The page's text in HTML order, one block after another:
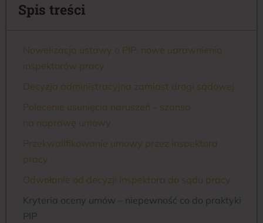
Spis treści
Nowelizacja ustawy o PIP: nowe uprawnienia
inspektorów pracy
Decyzja administracyjna zamiast drogi sądowej
Polecenie usunięcia naruszeń – szansa
na naprawę umowy
Przekwalifikowanie umowy przez inspektora
pracy
Odwołanie od decyzji inspektora do sądu pracy
Kryteria oceny umów – niepewność co do praktyki
PIP